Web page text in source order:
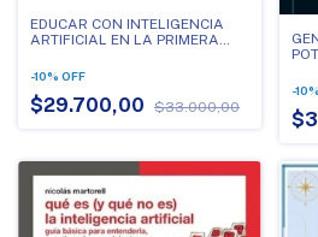
EDUCAR CON INTELIGENCIA
ARTIFICIAL EN LA PRIMERA
-10% OFF
$29.700,00 $33.000,00
-10%